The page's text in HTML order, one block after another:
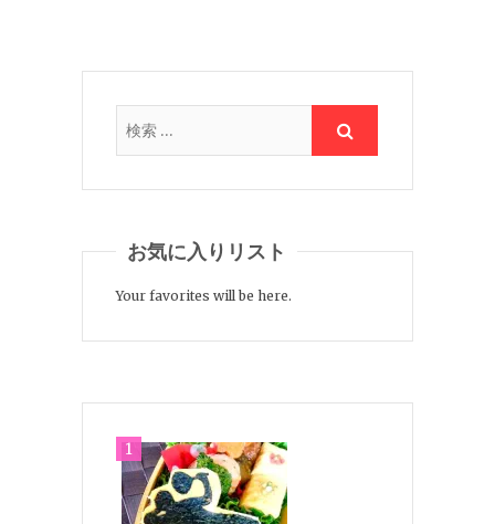
お気に入りリスト
Your favorites will be here.